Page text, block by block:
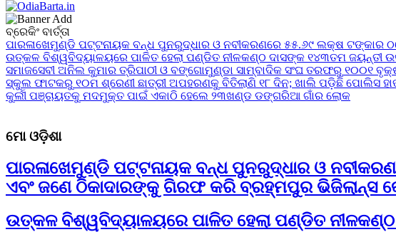
OdiaBarta.in
24x7News&Views
ବ୍ରେକିଂ ବାର୍ତ୍ତା
ପାରଳାଖେମୁଣ୍ଡି ପଟ୍ଟନାୟକ ବନ୍ଧ ପୁନରୁଦ୍ଧାର ଓ ନବୀକରଣରେ ୫୫.୬୯ ଲକ୍ଷ ଟଙ୍କାର
ଉତ୍କଳ ବିଶ୍ୱବିଦ୍ୟାଳୟରେ ପାଳିତ ହେଲା ପଣ୍ଡିତ ନୀଳକଣ୍ଠ ଦାସଙ୍କ ୧୪୩ତମ ଜୟନ୍ତୀ
ସମାଜସେବୀ ଅନିଲ କୁମାର ତ୍ରିପାଠୀ ଓ ବଙ୍ଗୋମୁଣ୍ଡା ସାମ୍ବାଦିକ ସଂଘ ତରଫରୁ ୧୦୦୧
ସ୍କୁଲ ଫାଟକରୁ ୧୦ମ ଶ୍ରେଣୀ ଛାତ୍ରୀ ଅପହରଣକୁ ବିତିଲାଣି ୧୮ ଦିନ; ଖାଲି ପଡ଼ିଛି ପୋଲିସ
କୁର୍ଲୀ ପଞ୍ଚାୟତକୁ ମଦମୁକ୍ତ ପାଇଁ ଏକାଠି ହେଲେ ୨୩ଖଣ୍ଡ ଡଙ୍ଗରିଆ ଗାଁର ଲୋକ
ମୋ ଓଡ଼ିଶା
ପାରଳାଖେମୁଣ୍ଡି ପଟ୍ଟନାୟକ ବନ୍ଧ ପୁନରୁଦ୍ଧାର ଓ
ଏବଂ ଜଣେ ଠିକାଦାରଙ୍କୁ ଗିରଫ କରି ବ୍ରହ୍ମପୁର ଭିଜିଲାନ୍ସ
ଉତ୍କଳ ବିଶ୍ୱବିଦ୍ୟାଳୟରେ ପାଳିତ ହେଲା ପଣ୍ଡିତ